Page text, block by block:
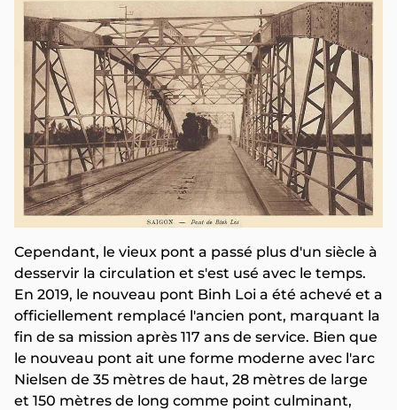
Cependant, le vieux pont a passé plus d'un siècle à
desservir la circulation et s'est usé avec le temps.
En 2019, le nouveau pont Binh Loi a été achevé et a
officiellement remplacé l'ancien pont, marquant la
fin de sa mission après 117 ans de service. Bien que
le nouveau pont ait une forme moderne avec l'arc
Nielsen de 35 mètres de haut, 28 mètres de large
et 150 mètres de long comme point culminant,